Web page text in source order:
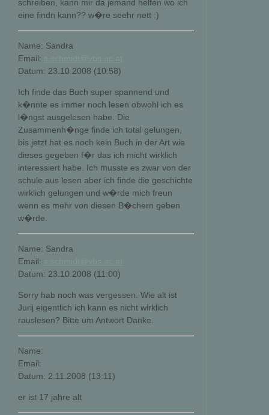
schreiben, kann mir da jemand helfen wo ich
eine findn kann?? w�re seehr nett :)
Name: Sandra
Email:
Datum: 23.10.2008 (10:58)
Ich finde das Buch super spannend und
k�nnte es immer noch lesen obwohl ich es
l�ngst ausgelesen habe. Die
Zusammenh�nge finde ich total gelungen,
bis jetzt hat es noch kein Buch in der Art wie
dieses gegeben f�r das ich micht wirklich
interessiert habe. Ich musste es zwar von der
schule aus lesen aber ich finde die geschichte
wirklich gelungen und w�rde mich freun
wenn es mehr von diesen B�chern geben
w�rde.
Name: Sandra
Email:
Datum: 23.10.2008 (11:00)
Sorry hab noch was vergessen. Wie alt ist
Jurij eigentlich ich kann es nicht wirklich
rauslesen? Bitte um Antwort Danke.
Name:
Email:
Datum: 2.11.2008 (13:11)
er ist 17 jahre alt